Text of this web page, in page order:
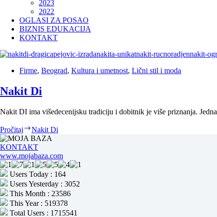
2023
2022
OGLASI ZA POSAO
BIZNIS EDUKACIJA
KONTAKT
Firme, Beograd, Kultura i umetnost, Lični stil i moda
Nakit Di
Nakit DI ima višedecenijsku tradiciju i dobitnik je više priznanja.
Pročitaj Nakit Di
KONTAKT
www.mojabaza.com
Users Today : 164
Users Yesterday : 3052
This Month : 23586
This Year : 519378
Total Users : 1715541